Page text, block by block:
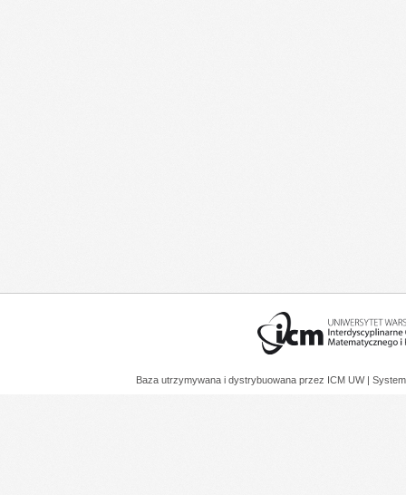
Baza utrzymywana i dystrybuowana przez ICM UW |